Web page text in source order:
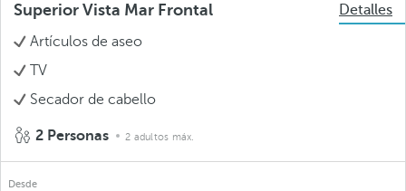
Superior Vista Mar Frontal
Detalles
Artículos de aseo
TV
Secador de cabello
2 Personas 2 adultos máx.
Desde